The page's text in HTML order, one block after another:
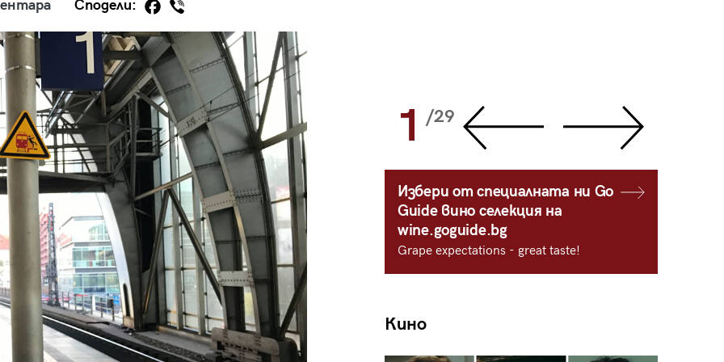
Сподели:
29/29 1 /29
Избери от специалната ни Go
Guide вино селекция на
wine.goguide.bg
Grape expectations - great taste!
Кино